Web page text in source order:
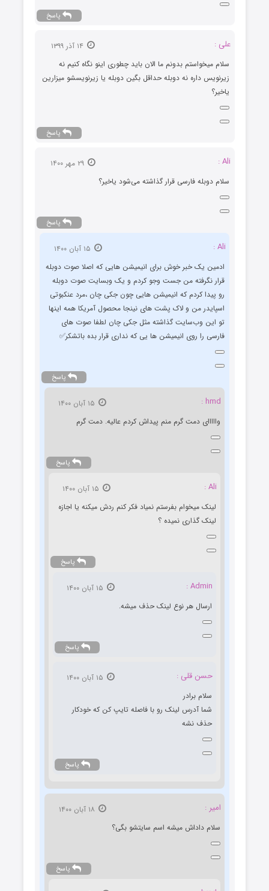
پاسخ
علی :
سلام میخواستم بدونم ما الان باید چطوری اینو نگاه کنیم نه
زیرنویس داره نه دوبله حداقل بگین دوبله یا زیرنویسشو میزارین
یاخیر؟
پاسخ
Ali :
سلام دوبله فارسی قرار گذاشته می‌شود یاخیر؟
پاسخ
Ali :
ادمین یک خبر خوش‌ برای انیمیشن هایی که اصلا صوت دوبله
قرار نگرفته من جست وجو کردم‌ و یک وبسایت صوت دوبله
رو پیدا کردم‌ که انیمیشن هایی چون جکی چان ،مرد عنکبوتی
اسپایدر من و لاک پشت های نینجا محصول آمریکا همه اینها
تو این وب‌سایت گذاشته مثل جکی چان لطفا صوت های
فارسی را روی انیمیشن ها یی که نداری قرار بده باتشکر✅
پاسخ
hmd :
وااااای دمت گرم منم پیداش کردم عالیه. دمت گرم
پاسخ
Ali :
لینک میخوام بفرستم نمیاد فکر کنم ردش میکنه یا اجازه
لینک گذاری نمیده ؟
پاسخ
Admin :
ارسال هر نوع لینک حذف میشه.
پاسخ
حسن قلی :
سلام برادر
شما آدرس لینک رو با فاصله تایپ کن که خودکار
حذف نشه
پاسخ
امیر :
سلام داداش میشه اسم سایتشو بگی؟
پاسخ